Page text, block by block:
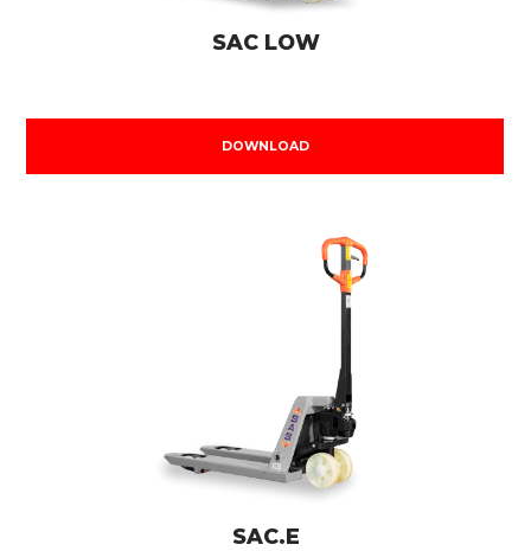
SAC LOW
DOWNLOAD
SAC.E